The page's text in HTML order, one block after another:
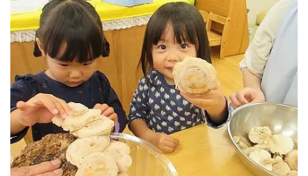
埼玉県 埼玉県 全域
兵庫県 兵庫県 全域